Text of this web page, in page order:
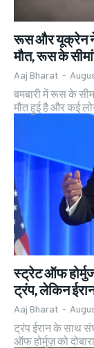
रूस और यूक्रेन ने
मौत, रूस के
Aaj Bharat -
बमबारी में रूस के
मौत हुई है और कई
स्ट्रेट ऑफ
ट्रंप, लेकिन
Aaj Bharat -
ट्रंप ईरान के साथ
ऑफ होर्मुज़ को